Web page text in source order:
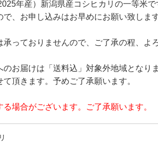
年産）新潟県産コシヒカリの一等米で
、お申し込みはお早めにお願い致します
っておりませんので、ご了承の程、よ
お届けは「送料込」対象外地域となり
頂きます。予めご了承願います。
場合がございます。ご了承願います。